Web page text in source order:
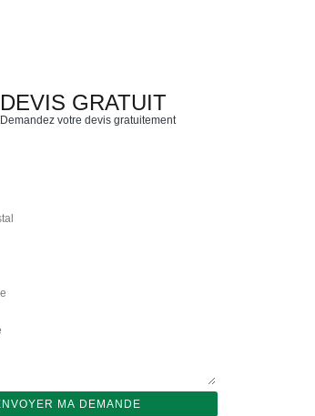
DEVIS GRATUIT
Demandez votre devis gratuitement